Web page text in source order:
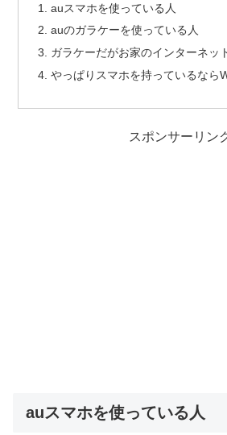
auスマホを使っている人
auのガラケーを使っている人
ガラケーだがお家のインターネッ
やっぱりスマホを持っているなら
スポンサーリン
auスマホを使っている人